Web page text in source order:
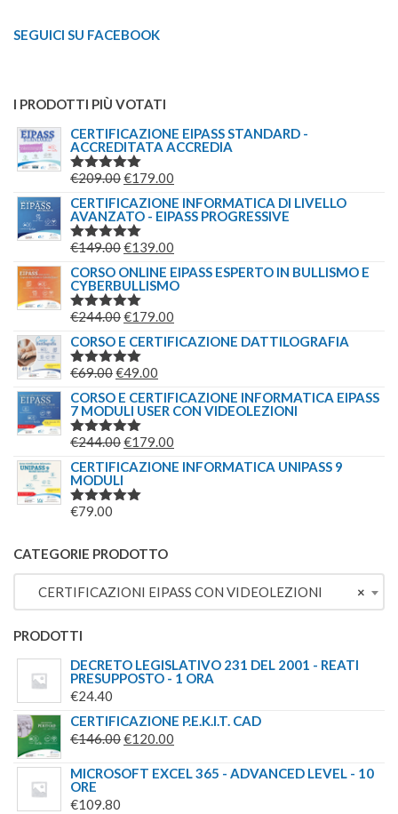
SEGUICI SU FACEBOOK
I PRODOTTI PIÙ VOTATI
CERTIFICAZIONE EIPASS STANDARD -
ACCREDITATA ACCREDIA
VALUTATO
€209.00IL
PREZZO
ORIGINALE
ERA:
€179.00
PREZZO
ATTUALE
CERTIFICAZIONE INFORMATICA DI LIVELLO
AVANZATO - EIPASS PROGRESSIVE
VALUTATO
€149.00IL
PREZZO
ORIGINALE
ERA:
€139.00
PREZZO
ATTUALE
CORSO ONLINE EIPASS ESPERTO IN BULLISMO E
CYBERBULLISMO
VALUTATO
€244.00IL
PREZZO
ORIGINALE
ERA:
€244.00.
€179.00
PREZZO
€179.00.
CORSO E CERTIFICAZIONE DATTILOGRAFIA
VALUTATO
€69.00IL
PREZZO
ORIGINALE
ERA:
€49.00
PREZZO
ATTUALE
È:
CORSO E CERTIFICAZIONE INFORMATICA EIPASS
7 MODULI USER CON VIDEOLEZIONI
VALUTATO
€244.00IL
PREZZO
ERA:
€179.00
PREZZO
CERTIFICAZIONE INFORMATICA UNIPASS 9
MODULI
VALUTATO
€79.00
CATEGORIE PRODOTTO
×
CERTIFICAZIONI EIPASS CON VIDEOLEZIONI
PRODOTTI
DECRETO LEGISLATIVO 231 DEL 2001 - REATI
PRESUPPOSTO - 1 ORA
€24.40
CERTIFICAZIONE P.E.K.I.T. CAD
€146.00IL
ORIGINALE
€120.00
ATTUALE
MICROSOFT EXCEL 365 - ADVANCED LEVEL - 10
ORE
€109.80